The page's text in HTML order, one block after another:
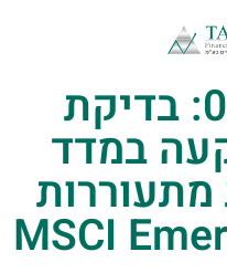
03/12/2019: בדיקת
במדד
מתעוררות
MSCI